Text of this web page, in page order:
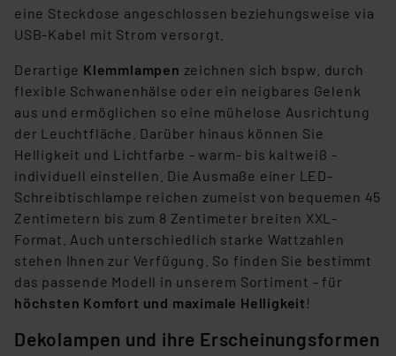
können die Verwendung nicht notwendiger Cookies
ablehnen oder ihr ganz oder teilweise zustimmen. Ihre
Link „Cookie Einstellungen“ anpassen oder widerrufen.
Die Rechtmäßigkeit der Speicherung, Abrufung und
Weiterverarbeitung dieser Daten zur Auswertung und
Analyse bis zum Zeitpunkt des Widerrufs bleibt hiervon
unberührt. Ihre Browser-Einstellungen können dazu
führen, dass die Einstellungen nicht längerfristig
gespeichert werden und dieses Banner erneut
angezeigt wird.
„Einige Drittanbieter verarbeiten personenbezogene
Daten in den USA. Ihre Einwilligung zur Einbindung von
Cookies dieser Drittanbieter umfasst daher ggf. auch
(1) lit. a DSGVO. Nähere Infos zu diesen Drittanbietern
eine Steckdose angeschlossen beziehungsweise via
USB-Kabel mit Strom versorgt.
Derartige Klemmlampen zeichnen sich bspw. durch
flexible Schwanenhälse oder ein neigbares Gelenk
aus und ermöglichen so eine mühelose Ausrichtung
der Leuchtfläche. Darüber hinaus können Sie
Helligkeit und Lichtfarbe - warm- bis kaltweiß -
individuell einstellen. Die Ausmaße einer LED-
Schreibtischlampe reichen zumeist von bequemen 45
Zentimetern bis zum 8 Zentimeter breiten XXL-
Format. Auch unterschiedlich starke Wattzahlen
stehen Ihnen zur Verfügung. So finden Sie bestimmt
das passende Modell in unserem Sortiment - für
höchsten Komfort und maximale Helligkeit !
Dekolampen und ihre Erscheinungsformen